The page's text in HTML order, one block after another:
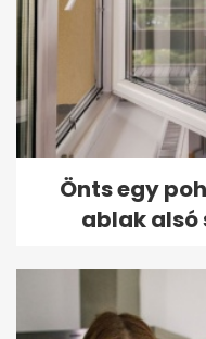
Önts egy
ablak alsó